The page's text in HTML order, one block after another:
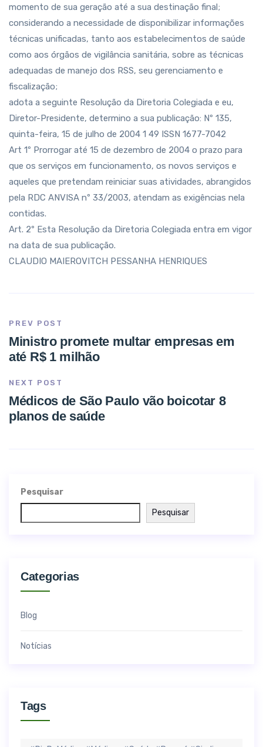
momento de sua geração até a sua destinação final;
considerando a necessidade de disponibilizar informações
técnicas unificadas, tanto aos estabelecimentos de saúde
como aos órgãos de vigilância sanitária, sobre as técnicas
adequadas de manejo dos RSS, seu gerenciamento e
fiscalização;
adota a seguinte Resolução da Diretoria Colegiada e eu,
Diretor-Presidente, determino a sua publicação: Nº 135,
quinta-feira, 15 de julho de 2004 1 49 ISSN 1677-7042
Art 1º Prorrogar até 15 de dezembro de 2004 o prazo para
que os serviços em funcionamento, os novos serviços e
aqueles que pretendam reiniciar suas atividades, abrangidos
pela RDC ANVISA nº 33/2003, atendam as exigências nela
contidas.
Art. 2º Esta Resolução da Diretoria Colegiada entra em vigor
na data de sua publicação.
CLAUDIO MAIEROVITCH PESSANHA HENRIQUES
PREV POST
Ministro promete multar empresas em
até R$ 1 milhão
NEXT POST
Médicos de São Paulo vão boicotar 8
planos de saúde
Pesquisar
Pesquisar
Categorias
Blog
Notícias
Tags